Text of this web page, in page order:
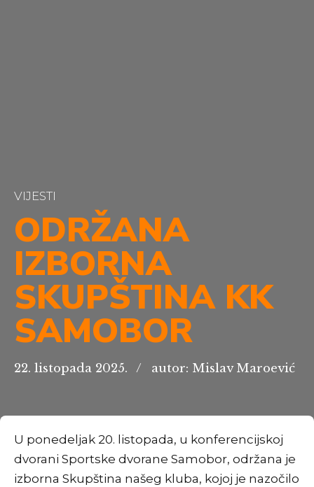
VIJESTI
ODRŽANA
IZBORNA
SKUPŠTINA KK
SAMOBOR
22. listopada 2025. autor: Mislav Maroević
U ponedeljak 20. listopada, u konferencijskoj
dvorani Sportske dvorane Samobor, održana je
izborna Skupština našeg kluba, kojoj je nazočilo